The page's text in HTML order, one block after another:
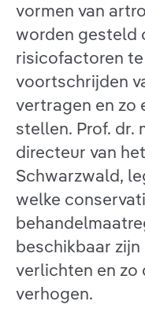
vormen van
worden gesteld
risicofactoren
voortschrijden
vertragen en zo
stellen. Prof. dr.
directeur van
Schwarzwald,
welke
beschikbaar
verlichten en
verhogen.